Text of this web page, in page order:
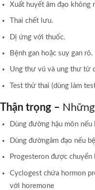
Xuất huyết âm đạo không
Thai chết lưu.
Dị ứng với thuốc.
Bệnh gan hoặc suy gan rõ.
Ung thư vú và ung thư tử
Test thử thai (dùng làm
Thận trọng –
Dùng đường hậu môn nếu
Dùng đườngâm đạo nếu
Progesteron được chuyển
Cyclogest chứa hormon
với horemone